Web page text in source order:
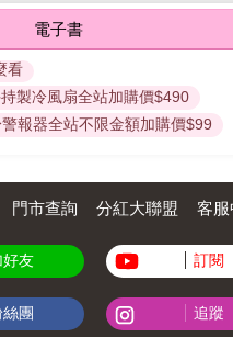
電子書
看
製冷風扇全站加購價$490
報器全站不限金額加購價$99
門市查詢 分紅大聯盟 客
好友 訂閱
團 追蹤